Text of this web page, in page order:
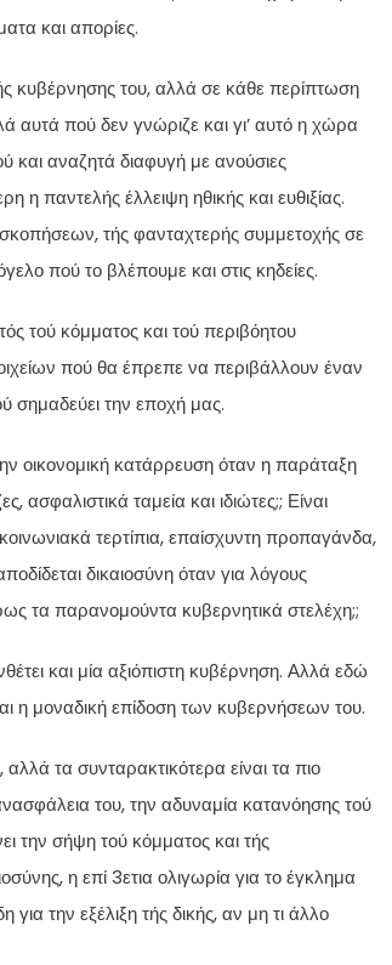
και απορίες.
κυβέρνησης του, αλλά σε κάθε περίπτωση
αυτά πού δεν γνώριζε και γι’ αυτό η χώρα
και αναζητά διαφυγή με ανούσιες
η παντελής έλλειψη ηθικής και ευθιξίας.
τής φανταχτερής συμμετοχής σε
πού το βλέπουμε και στις κηδείες.
τού κόμματος και τού περιβόητου
πού θα έπρεπε να περιβάλλουν έναν
σημαδεύει την εποχή μας.
οικονομική κατάρρευση όταν η παράταξη
ταμεία και ιδιώτες;; Είναι
τερτίπια, επαίσχυντη προπαγάνδα,
δικαιοσύνη όταν για λόγους
τα παρανομούντα κυβερνητικά στελέχη;;
και μία αξιόπιστη κυβέρνηση. Αλλά εδώ
η μοναδική επίδοση των κυβερνήσεων του.
τα συνταρακτικότερα είναι τα πιο
του, την αδυναμία κατανόησης τού
την σήψη τού κόμματος και τής
η επί 3ετια ολιγωρία για το έγκλημα
την εξέλιξη τής δικής, αν μη τι άλλο